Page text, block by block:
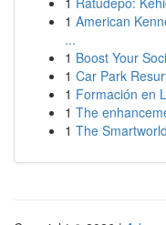
1 American
...
1 Boost Your
1 Car Park
1 Formación en
1 The
1 The